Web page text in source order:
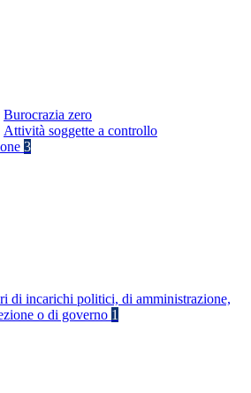
Burocrazia zero
Attività soggette a controllo
3
di incarichi politici, di amministrazione,
o di governo 1